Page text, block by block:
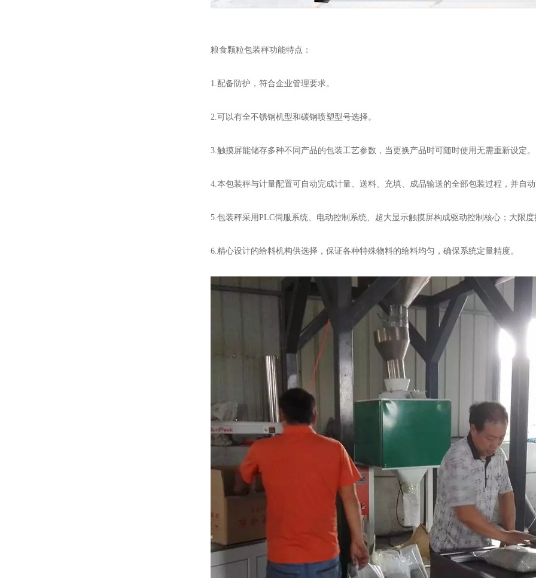
粮食颗粒包装秤功能特点：
1.配备防护，符合企业管理要求。
2.可以有全不锈钢机型和碳钢喷塑型号选择。
3.触摸屏能储存多种不同产品的包装工艺参数，当更换产品时可随时使用无需重新设定。
4.本包装秤与计量配置可自动完成计量、送料、充填、成品输送的全部包装过程，并自
5.包装秤采用PLC伺服系统、电动控制系统、超大显示触摸屏构成驱动控制核心；大限
6.精心设计的给料机构供选择，保证各种特殊物料的给料均匀，确保系统定量精度。